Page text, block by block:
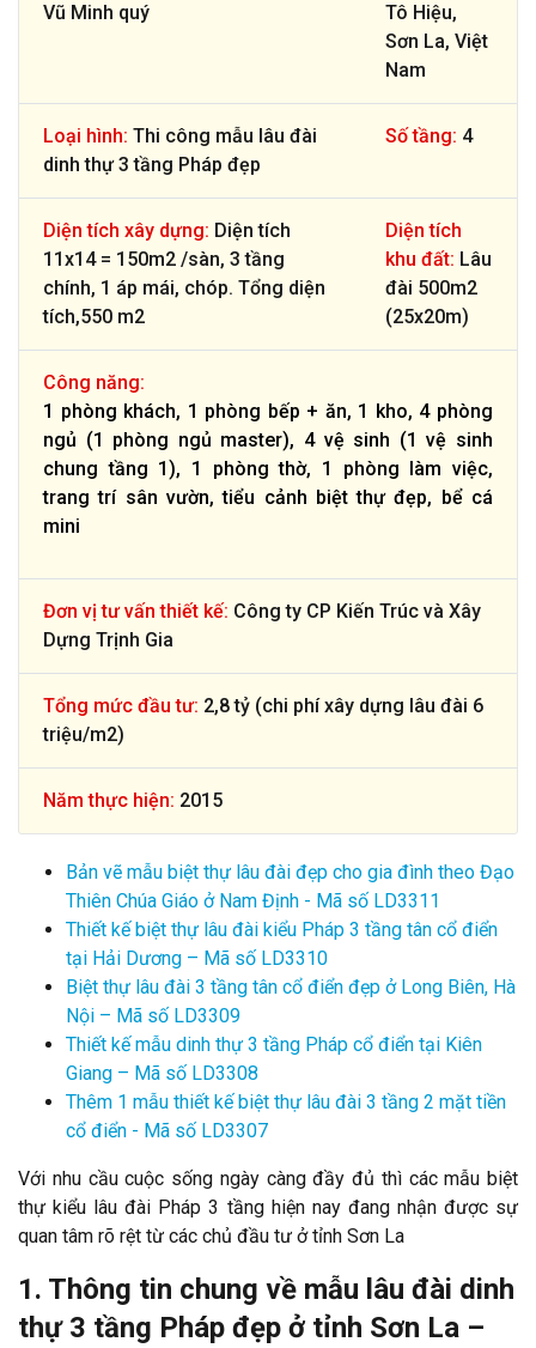
Vũ Minh quý
Tô Hiệu,
Sơn La, Việt
Nam
Loại hình: Thi công mẫu lâu đài
dinh thự 3 tầng Pháp đẹp
Số tầng: 4
Diện tích xây dựng: Diện tích
11x14 = 150m2 /sàn, 3 tầng
chính, 1 áp mái, chóp. Tổng diện
tích,550 m2
Diện tích
khu đất: Lâu
đài 500m2
(25x20m)
Công năng:
1 phòng khách, 1 phòng bếp + ăn, 1 kho, 4 phòng
ngủ (1 phòng ngủ master), 4 vệ sinh (1 vệ sinh
chung tầng 1), 1 phòng thờ, 1 phòng làm việc,
trang trí sân vườn, tiểu cảnh biệt thự đẹp, bể cá
mini
Đơn vị tư vấn thiết kế: Công ty CP Kiến Trúc và Xây
Dựng Trịnh Gia
Tổng mức đầu tư: 2,8 tỷ (chi phí xây dựng lâu đài 6
triệu/m2)
Năm thực hiện: 2015
Bản vẽ mẫu biệt thự lâu đài đẹp cho gia đình theo Đạo
Thiên Chúa Giáo ở Nam Định - Mã số LD3311
Thiết kế biệt thự lâu đài kiểu Pháp 3 tầng tân cổ điển
tại Hải Dương – Mã số LD3310
Biệt thự lâu đài 3 tầng tân cổ điển đẹp ở Long Biên, Hà
Nội – Mã số LD3309
Thiết kế mẫu dinh thự 3 tầng Pháp cổ điển tại Kiên
Giang – Mã số LD3308
Thêm 1 mẫu thiết kế biệt thự lâu đài 3 tầng 2 mặt tiền
cổ điển - Mã số LD3307
Với nhu cầu cuộc sống ngày càng đầy đủ thì các mẫu biệt
thự kiểu lâu đài Pháp 3 tầng hiện nay đang nhận được sự
quan tâm rõ rệt từ các chủ đầu tư ở tỉnh Sơn La
1. Thông tin chung về mẫu lâu đài dinh
thự 3 tầng Pháp đẹp ở tỉnh Sơn La –